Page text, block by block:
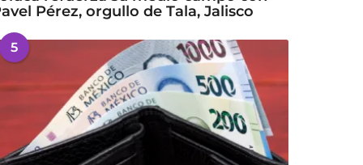
Pérez, orgullo de Tala, Jalisco
5